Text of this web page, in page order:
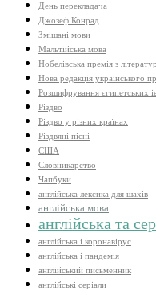
День перекладача
Джозеф Конрад
Змішані мови
Мальтійська мова
Нобелівська премія з
Нова редакція українського
Розшифрування єгипетських
Різдво
Різдво у різних країнах
Різдвяні пісні
США
Словникарство
Чапбуки
англійська лексика для шахів
англійська мова
англійська та
англійська і коронавірус
англійська і пандемія
англійський письменник
англійські серіали